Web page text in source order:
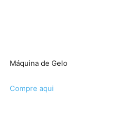
Máquina de Gelo
Compre aqui